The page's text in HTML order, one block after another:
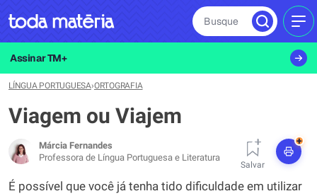
Busque
Assinar TM+
LÍNGUA PORTUGUESA›ORTOGRAFIA
Viagem ou Viajem
Márcia Fernandes
Professora de Língua Portuguesa e Literatura
Salvar
+
É possível que você já tenha tido dificuldade em utilizar